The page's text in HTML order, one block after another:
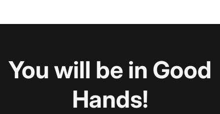
You will be in Good
Hands!